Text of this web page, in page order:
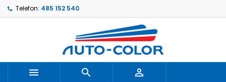
Telefon: 485 152 540
  